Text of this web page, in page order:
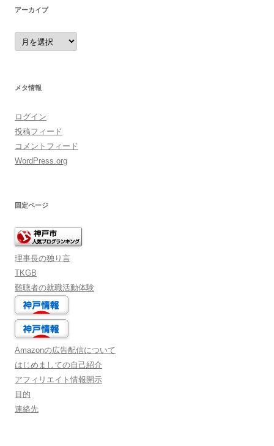
アーカイブ
ア
ー
カ
メタ情報
ログイン
投稿フィード
コメントフィード
WordPress.org
固定ページ
理事長の独り言
TKGB
難聴者の就職活動体験
Amazonの広告配信について
はじめましての自己紹介
アフィリエイト情報開示
目的
連絡先